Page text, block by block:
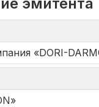
«DORI-